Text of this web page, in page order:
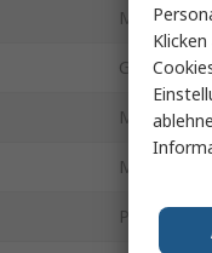
Minimale
Maximale
Pinanzahl